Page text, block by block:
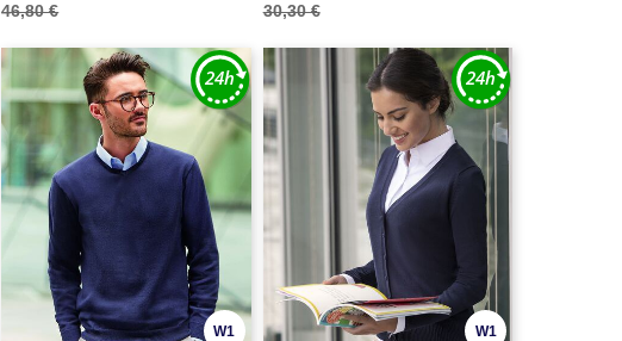
46,80 € 30,30 €
W1 W1